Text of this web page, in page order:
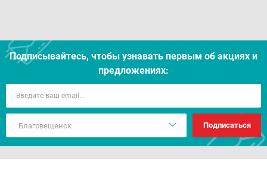
Подписывайтесь, чтобы узнавать первым об акцияx и
предложениях:
Подписаться